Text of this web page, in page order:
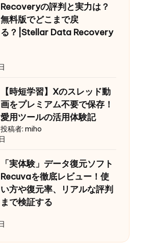
Recoveryの評判と実力は？
無料版でどこまで戻
る？|Stellar Data Recovery
【時短学習】Xのスレッド動
画をプレミアム不要で保存！
愛用ツールの活用体験記
投稿者: miho
「実体験」データ復元ソフト
Recuvaを徹底レビュー！使
い方や復元率、リアルな評判
まで検証する